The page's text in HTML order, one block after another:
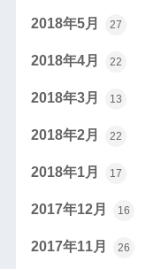
2018年5月 27
2018年4月 22
2018年3月 13
2018年2月 22
2018年1月 17
2017年12月 16
2017年11月 26